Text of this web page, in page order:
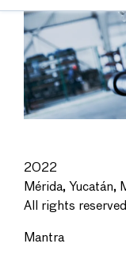
2022
Mérida, Yucatán,
All rights reserved
Mantra